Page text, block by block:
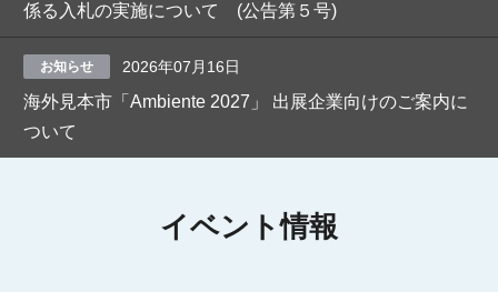
係る入札の実施について (公告第５号)
お知らせ 2026年07月16日
海外見本市「Ambiente 2027」 出展企業向けのご案内に
ついて
イベント情報